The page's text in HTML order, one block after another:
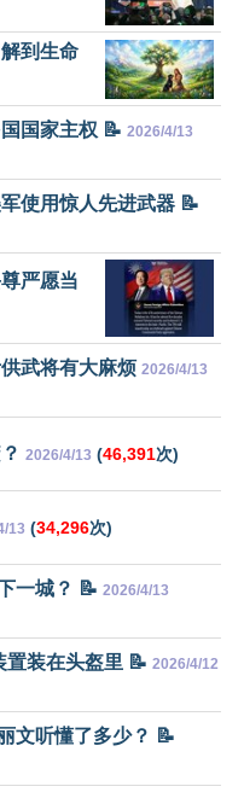
到生命
国家主权 📝 2026/4/13
使用惊人先进武器 📝
严愿当
武将有大麻烦 2026/4/13
2026/4/13 (46,391次)
13 (34,296次)
一城？ 📝 2026/4/13
置装在头盔里 📝 2026/4/12
文听懂了多少？ 📝